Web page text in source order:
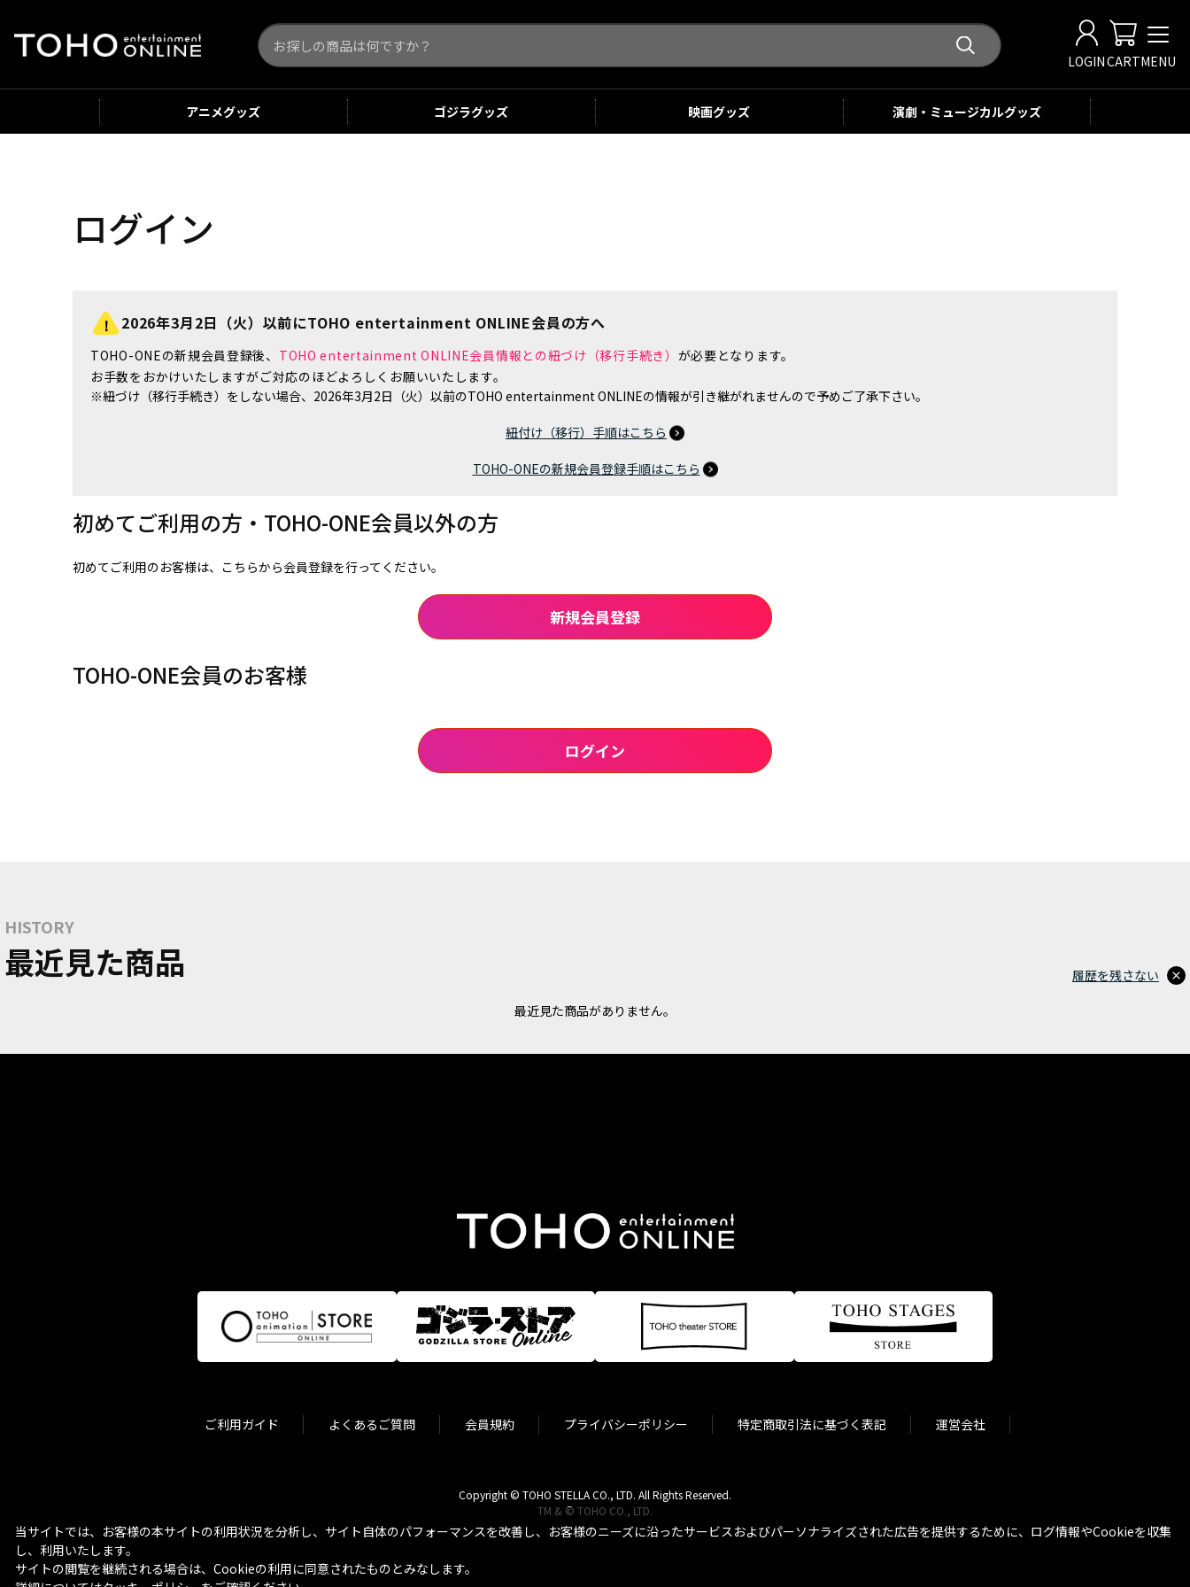
LOGINCARTMENU
アニメグッズ ゴジラグッズ 映画グッズ 演劇・ミュージカルグッズ
ログイン
2026年3月2日（火）以前にTOHO entertainment ONLINE会員の方へ
TOHO-ONEの新規会員登録後、 TOHO entertainment ONLINE会員情報との紐づけ（移行手続き） が必要となります。
お手数をおかけいたしますがご対応のほどよろしくお願いいたします。
※紐づけ（移行手続き）をしない場合、2026年3月2日（火）以前のTOHO entertainment ONLINEの情報が引き継がれませんので予めご了承下さい。
紐付け（移行）手順はこちら
TOHO-ONEの新規会員登録手順はこちら
初めてご利用の方・TOHO-ONE会員以外の方
初めてご利用のお客様は、こちらから会員登録を行ってください。
TOHO-ONE会員のお客様
HISTORY
最近見た商品
最近見た商品がありません。
履歴を残さない
ご利用ガイド よくあるご質問 会員規約 プライバシーポリシー 特定商取引法に基づく表記 運営会社
Copyright © TOHO STELLA CO., LTD. All Rights Reserved.
TM & © TOHO CO., LTD.
当サイトでは、お客様の本サイトの利用状況を分析し、サイト自体のパフォーマンスを改善し、お客様のニーズに沿ったサービスおよびパーソナライズされた広告を提供するために、ログ情報やCookieを収集
し、利用いたします。
サイトの閲覧を継続される場合は、Cookieの利用に同意されたものとみなします。